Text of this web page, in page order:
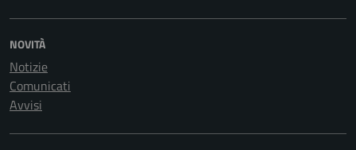
NOVITÀ
Notizie
Comunicati
Avvisi